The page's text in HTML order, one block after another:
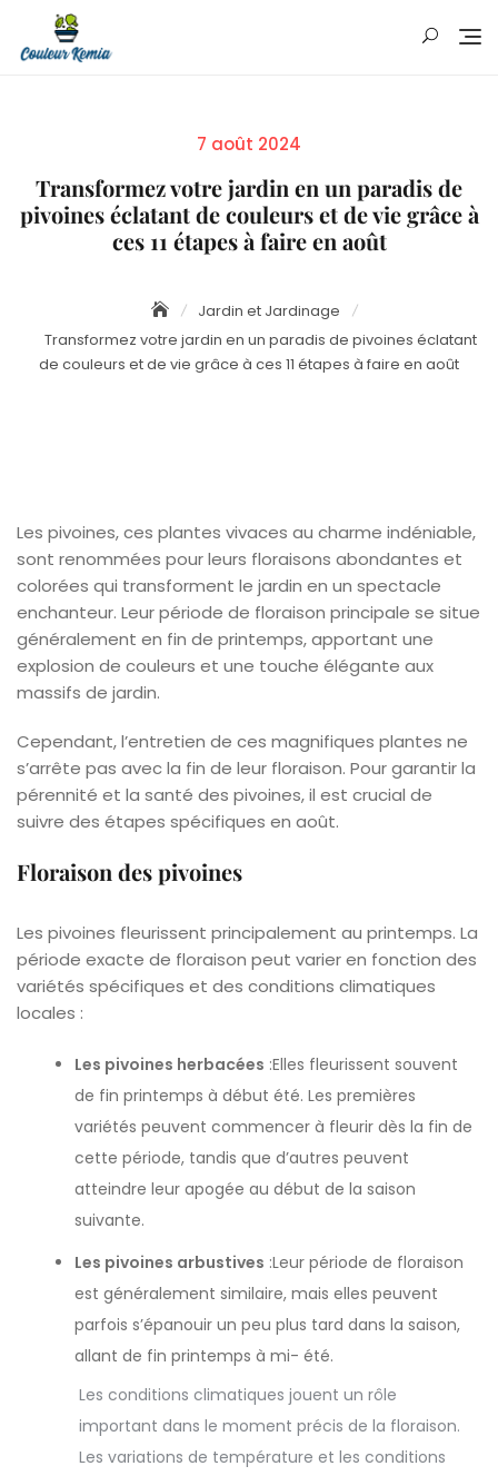
content
Posted
7 août 2024
Transformez votre jardin en un paradis de
pivoines éclatant de couleurs et de vie grâce à
ces 11 étapes à faire en août
Jardin et Jardinage
Transformez votre jardin en un paradis de pivoines éclatant
de couleurs et de vie grâce à ces 11 étapes à faire en août
Les pivoines, ces plantes vivaces au charme indéniable,
sont renommées pour leurs floraisons abondantes et
colorées qui transforment le jardin en un spectacle
enchanteur. Leur période de floraison principale se situe
généralement en fin de printemps, apportant une
explosion de couleurs et une touche élégante aux
massifs de jardin.
Cependant, l’entretien de ces magnifiques plantes ne
s’arrête pas avec la fin de leur floraison. Pour garantir la
pérennité et la santé des pivoines, il est crucial de
suivre des étapes spécifiques en août.
Floraison des pivoines
Les pivoines fleurissent principalement au printemps. La
période exacte de floraison peut varier en fonction des
variétés spécifiques et des conditions climatiques
locales :
Les pivoines herbacées :Elles fleurissent souvent
de fin printemps à début été. Les premières
variétés peuvent commencer à fleurir dès la fin de
cette période, tandis que d’autres peuvent
atteindre leur apogée au début de la saison
suivante.
Les pivoines arbustives :Leur période de floraison
est généralement similaire, mais elles peuvent
parfois s’épanouir un peu plus tard dans la saison,
allant de fin printemps à mi- été.
Les conditions climatiques jouent un rôle
important dans le moment précis de la floraison.
Les variations de température et les conditions